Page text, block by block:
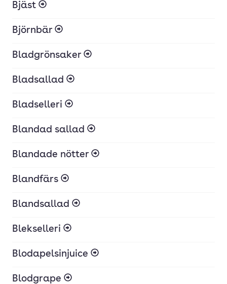
Bjäst
Björnbär
Bladgrönsaker
Bladsallad
Bladselleri
Blandad sallad
Blandade nötter
Blandfärs
Blandsallad
Blekselleri
Blodapelsinjuice
Blodgrape